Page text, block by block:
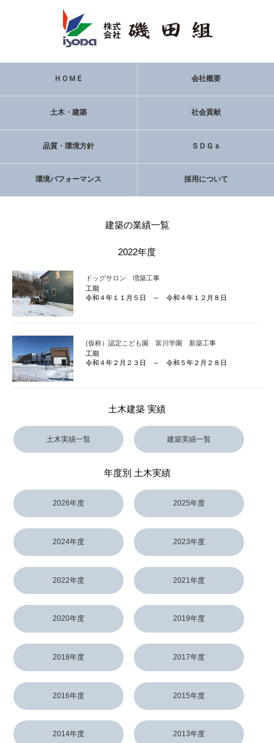
ＨＯＭＥ 会社概要
土木・建築 社会貢献
品質・環境方針 ＳＤＧｓ
環境パフォーマンス 採用について
建築の業績一覧
2022年度
ドッグサロン 増築工事
工期
令和４年１１月５日 ～ 令和４年１２月８日
(仮称）認定こども園 富川学園 新築工事
工期
令和４年２月２３日 ～ 令和５年２月２８日
土木建築 実績
土木実績一覧 建築実績一覧
年度別 土木実績
2026年度 2025年度
2024年度 2023年度
2022年度 2021年度
2020年度 2019年度
2018年度 2017年度
2016年度 2015年度
2014年度 2013年度